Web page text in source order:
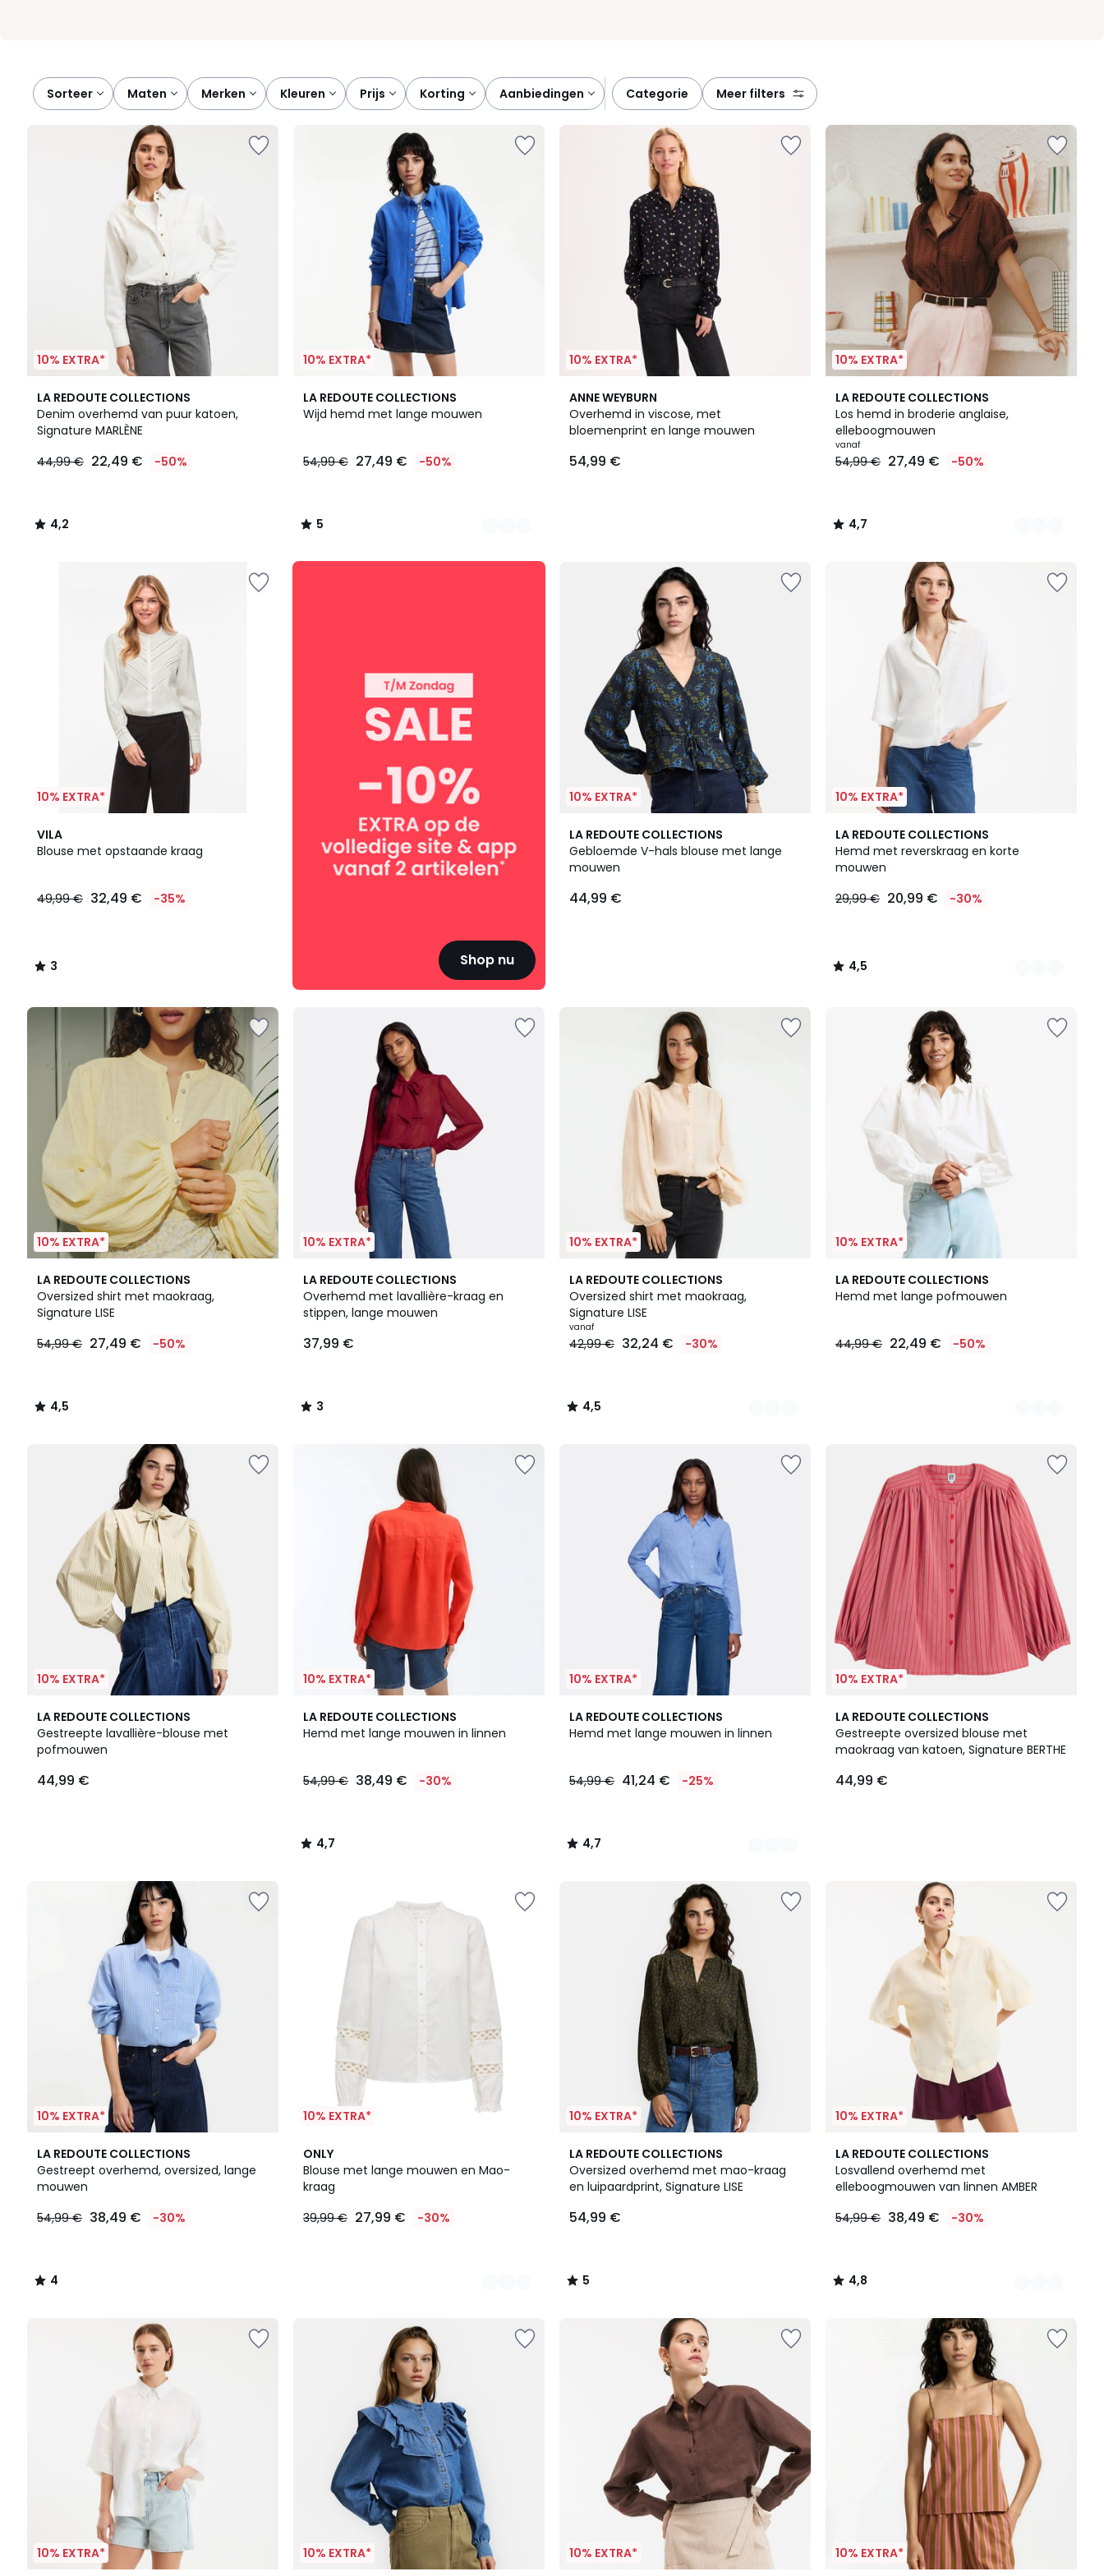
Sorteer maten merken kleuren prijs korting aanbiedingen categorie meer filters
10% EXTRA*
LA REDOUTE COLLECTIONS
Denim overhemd van puur katoen,
Signature MARLÈNE
€
44,99
44,99 € 22,49 € -50%
4,2
/ 5
4,2
/
10% EXTRA*
LA REDOUTE COLLECTIONS
Wijd hemd met lange mouwen
54,99 € 27,49 € -50%
5
/
2
Kleuren
5
/
10% EXTRA*
ANNE WEYBURN
Overhemd in viscose, met
bloemenprint en lange mouwen
54,99 €
10% EXTRA*
LA REDOUTE COLLECTIONS
Los hemd in broderie anglaise,
elleboogmouwen
vanaf
54,99 € 27,49 € -50%
4,7
/ 5
3
Kleuren
4,7
/
10% EXTRA*
VILA
Blouse met opstaande kraag
49,99 € 32,49 € -35%
3
/
3
/
Shop nu
SALE
10% EXTRA*
LA REDOUTE COLLECTIONS
Gebloemde V-hals blouse met lange
mouwen
44,99 €
10% EXTRA*
LA REDOUTE COLLECTIONS
Hemd met reverskraag en korte
mouwen
29,99 € 20,99 € -30%
4,5
/ 5
2
Kleuren
4,5
/
10% EXTRA*
LA REDOUTE COLLECTIONS
Oversized shirt met maokraag,
Signature LISE
54,99 € 27,49 € -50%
4,5
/ 5
4,5
/
10% EXTRA*
LA REDOUTE COLLECTIONS
Overhemd met lavallière-kraag en
stippen, lange mouwen
37,99 €
3
/
5
3
/
10% EXTRA*
LA REDOUTE COLLECTIONS
Oversized shirt met maokraag,
Signature LISE
vanaf
42,99 € 32,24 € -30%
4,5
/ 5
3
Kleuren
4,5
/
10% EXTRA*
LA REDOUTE COLLECTIONS
Hemd met lange pofmouwen
44,99 € 22,49 € -50%
2
Kleuren
10% EXTRA*
LA REDOUTE COLLECTIONS
Gestreepte lavallière-blouse met
pofmouwen
44,99 €
10% EXTRA*
LA REDOUTE COLLECTIONS
Hemd met lange mouwen in linnen
54,99 € 38,49 € -30%
4,7
/ 5
4,7
/
10% EXTRA*
LA REDOUTE COLLECTIONS
Hemd met lange mouwen in linnen
54,99 € 41,24 € -25%
4,7
/ 5
2
Kleuren
4,7
/
10% EXTRA*
LA REDOUTE COLLECTIONS
Gestreepte oversized blouse met
maokraag van katoen, Signature BERTHE
44,99 €
10% EXTRA*
LA REDOUTE COLLECTIONS
Gestreept overhemd, oversized, lange
mouwen
54,99 € 38,49 € -30%
4
/
5
4
/
10% EXTRA*
ONLY
Blouse met lange mouwen en Mao-
kraag
39,99 € 27,99 € -30%
2
Kleuren
10% EXTRA*
LA REDOUTE COLLECTIONS
Oversized overhemd met mao-kraag
en luipaardprint, Signature LISE
54,99 €
5
/
5
5
/
10% EXTRA*
LA REDOUTE COLLECTIONS
Losvallend overhemd met
elleboogmouwen van linnen AMBER
54,99 € 38,49 € -30%
4,8
/ 5
2
Kleuren
4,8
/
10% EXTRA* 10% EXTRA* 10% EXTRA* 10% EXTRA*